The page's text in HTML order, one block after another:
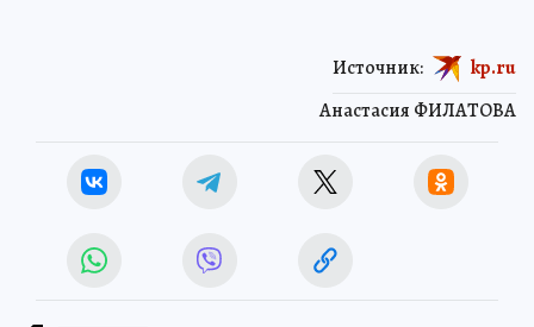
Анастасия ФИЛАТОВА
Источник: kp.ru